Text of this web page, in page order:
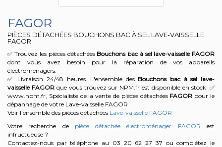
FAGOR
PIÈCES DÉTACHÉES BOUCHONS BAC À SEL LAVE-VAISSELLE
FAGOR
✅ Trouvez les pièces détachées Bouchons bac à sel lave-vaisselle FAGOR
dont vous avez besoin pour la réparation de vos appareils
électroménagers.
✅ Livraison 24/48 heures. L'ensemble des Bouchons bac à sel lave-
vaisselle FAGOR que vous trouvez sur NPM.fr est disponible en stock. ✅
www.npm.fr, Spécialiste de la vente de pièces détachées FAGOR pour le
dépannage de votre Lave-vaisselle FAGOR
Voir l'ensemble des pièces détachées Lave-vaisselle FAGOR
Votre recherche de pièce détachée électroménager FAGOR est
infructueuse ?
Contactez-nous par téléphone au 03 20 62 27 37 ou complétez le